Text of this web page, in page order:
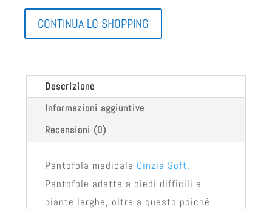
CONTINUA LO SHOPPING
Descrizione
Informazioni aggiuntive
Recensioni (0)
Pantofola medicale Cinzia Soft.
Pantofole adatte a piedi difficili e
piante larghe, oltre a questo poiché